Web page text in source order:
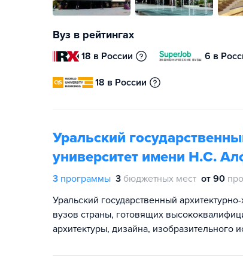
Вуз в рейтингах
18 в России 6 в
18 в России
Уральский
университет имени Н.С.
3 программы 3 бюджетных мест от 90
Уральский государственный
вузов страны, готовящих
архитектуры, дизайна, изобразительного